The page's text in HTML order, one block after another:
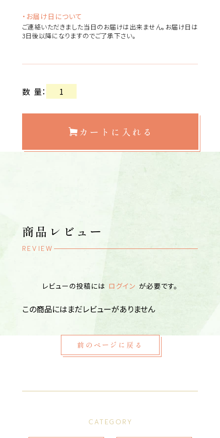
・お届け日について
ご連絡いただきました当日のお届けは出来ません。お届け日は
3日後以降になりますのでご了承下さい。
数量：
カートに入れる
商品レビュー
REVIEW
レビューの投稿には ログイン が必要です。
この商品にはまだレビューがありません
前のページに戻る
CATEGORY